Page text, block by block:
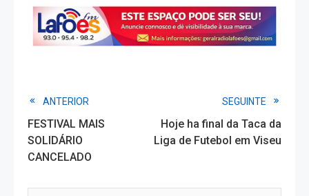
Read
more
ANTERIOR
FESTIVAL MAIS
SOLIDÁRIO
CANCELADO
SEGUINTE
Hoje ha final da Taca da
Liga de Futebol em Viseu